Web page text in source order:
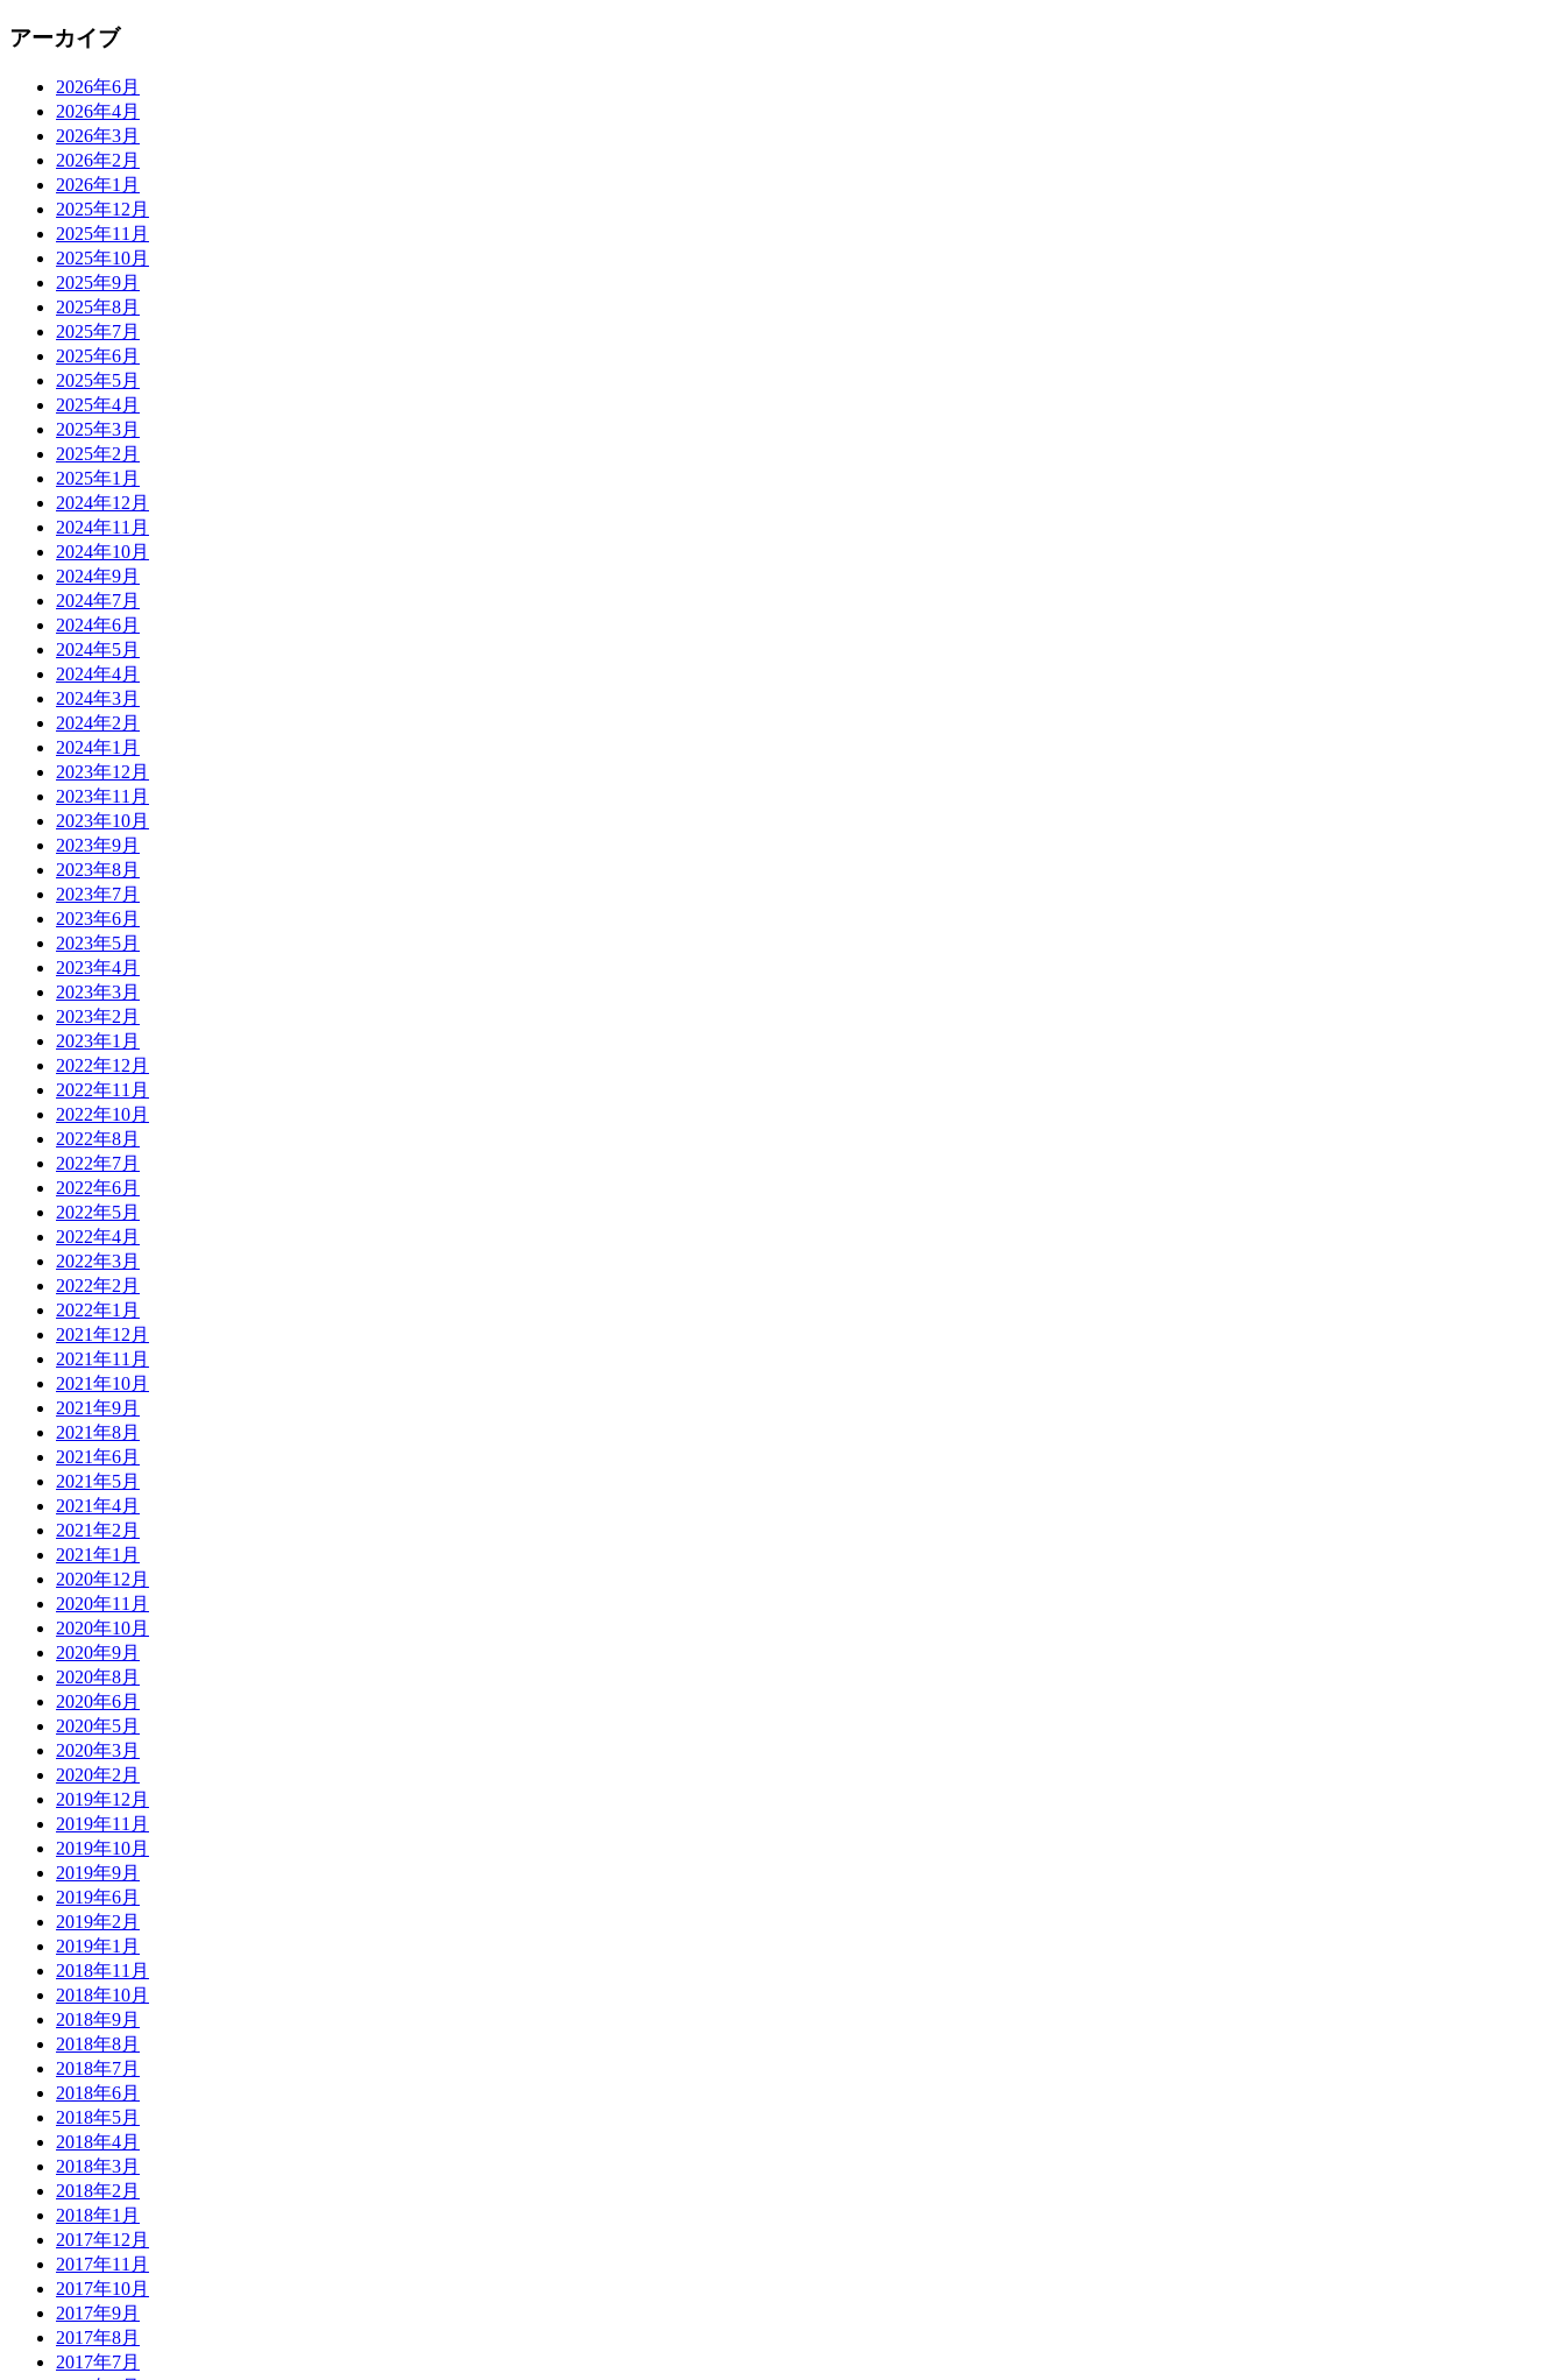
アーカイブ
2026年6月
2026年4月
2026年3月
2026年2月
2026年1月
2025年12月
2025年11月
2025年10月
2025年9月
2025年8月
2025年7月
2025年6月
2025年5月
2025年4月
2025年3月
2025年2月
2025年1月
2024年12月
2024年11月
2024年10月
2024年9月
2024年7月
2024年6月
2024年5月
2024年4月
2024年3月
2024年2月
2024年1月
2023年12月
2023年11月
2023年10月
2023年9月
2023年8月
2023年7月
2023年6月
2023年5月
2023年4月
2023年3月
2023年2月
2023年1月
2022年12月
2022年11月
2022年10月
2022年8月
2022年7月
2022年6月
2022年5月
2022年4月
2022年3月
2022年2月
2022年1月
2021年12月
2021年11月
2021年10月
2021年9月
2021年8月
2021年6月
2021年5月
2021年4月
2021年2月
2021年1月
2020年12月
2020年11月
2020年10月
2020年9月
2020年8月
2020年6月
2020年5月
2020年3月
2020年2月
2019年12月
2019年11月
2019年10月
2019年9月
2019年6月
2019年2月
2019年1月
2018年11月
2018年10月
2018年9月
2018年8月
2018年7月
2018年6月
2018年5月
2018年4月
2018年3月
2018年2月
2018年1月
2017年12月
2017年11月
2017年10月
2017年9月
2017年8月
2017年7月